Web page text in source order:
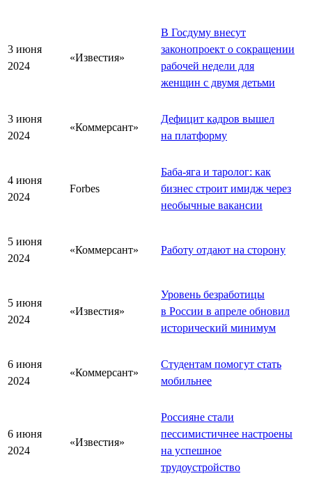
3 июня
2024
«Известия»
В Госдуму внесут
законопроект о сокращении
рабочей недели для
женщин с двумя детьми
3 июня
2024
«Коммерсант»
Дефицит кадров вышел
на платформу
4 июня
2024
Forbes
Баба-яга и таролог: как
бизнес строит имидж через
необычные вакансии
5 июня
2024
«Коммерсант» Работу отдают на сторону
5 июня
2024
«Известия»
Уровень безработицы
в России в апреле обновил
исторический минимум
6 июня
2024
«Коммерсант»
Студентам помогут стать
мобильнее
6 июня
2024
«Известия»
Россияне стали
пессимистичнее настроены
на успешное
трудоустройство